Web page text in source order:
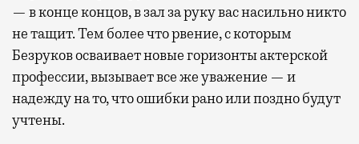
— в конце концов, в зал за руку вас насильно никто
не тащит. Тем более что рвение, с которым
Безруков осваивает новые горизонты актерской
профессии, вызывает все же уважение — и
надежду на то, что ошибки рано или поздно будут
учтены.